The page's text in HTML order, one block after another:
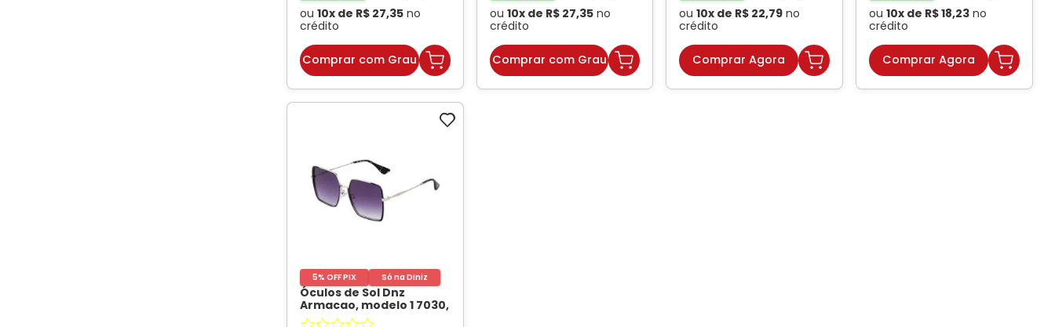
ou 10x de R$ 27,35no
crédito
Comprar com Grau
ou 10x de R$ 27,35no
crédito
Comprar com Grau
ou10x de R$ 22,79 no
crédito
Comprar Agora
ou10x de R$18,23 no
crédito
Comprar Agora
5% OFF PIX Só na Diniz
Óculos de Sol Dnz
Armacao, modelo 1 7030,
cor C2- DNZ